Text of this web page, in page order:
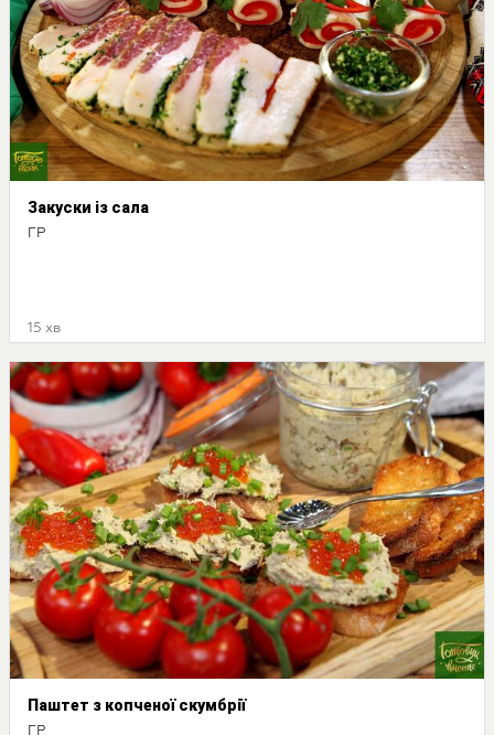
Закуски із сала
ГР
15 хв
Паштет з копченої скумбрії
ГР